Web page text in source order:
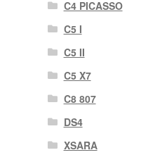
C4 PICASSO
C5 I
C5 II
C5 X7
C8 807
DS4
XSARA